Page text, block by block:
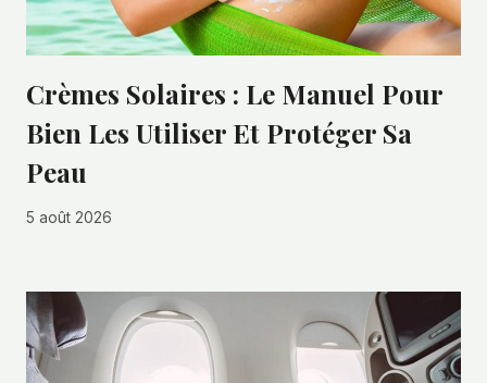
Crèmes Solaires : Le Manuel Pour
Bien Les Utiliser Et Protéger Sa
Peau
5 août 2026